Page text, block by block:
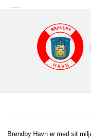
Brøndby Havn er med sit